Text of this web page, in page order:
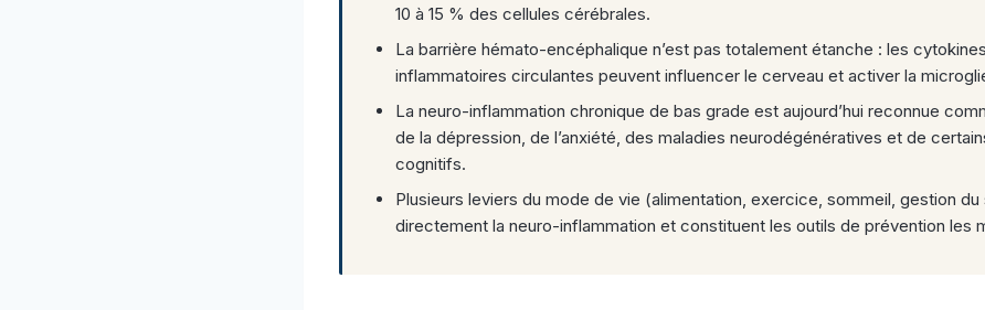
10 à 15 % des cellules cérébrales.
La barrière hémato-encéphalique n’est pas totalement étanche : les
inflammatoires circulantes peuvent influencer le cerveau et activer la
La neuro-inflammation chronique de bas grade est aujourd’hui reconnue
de la dépression, de l’anxiété, des maladies neurodégénératives et de
cognitifs.
Plusieurs leviers du mode de vie (alimentation, exercice, sommeil, gestion
directement la neuro-inflammation et constituent les outils de prévention les